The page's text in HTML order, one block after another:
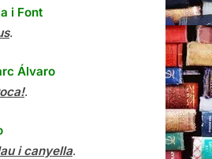
i Font
.
Álvaro
.
i canyella.